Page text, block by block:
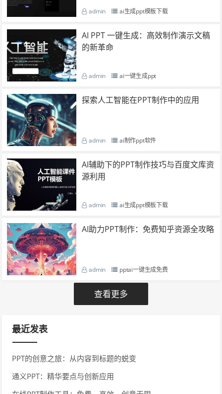
admin ai生成ppt模板下载
AI PPT 一键生成：高效制作演示文稿
的新革命
admin ai一键生成ppt
探索人工智能在PPT制作中的应用
admin ai制作ppt软件
AI辅助下的PPT制作技巧与百度文库资
源利用
admin ai生成ppt模板下载
AI助力PPT制作：免费知乎资源全攻略
admin pptai一键生成免费
查看更多
最近发表
PPT的创意之旅：从内容到标题的蜕变
通义PPT：精华要点与创新应用